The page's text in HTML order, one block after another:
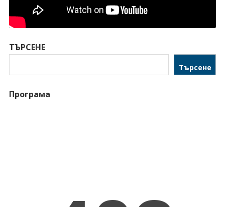
ТЪРСЕНЕ
Търсене
Програма